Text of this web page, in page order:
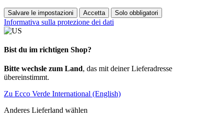
Salvare le impostazioni Accetta Solo obbligatori
Informativa sulla protezione dei dati
Bist du im richtigen Shop?
Bitte wechsle zum Land, das mit deiner Lieferadresse
übereinstimmt.
Zu Ecco Verde International (English)
Anderes Lieferland wählen